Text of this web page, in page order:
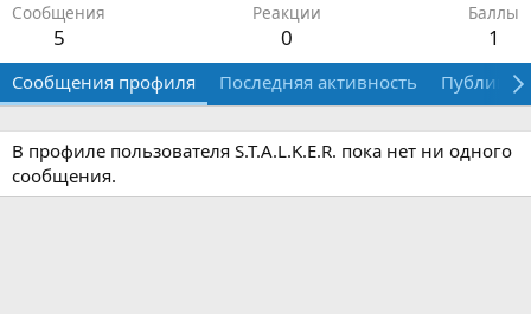
Сообщения
5
Реакции
0
Баллы
1
Сообщения профиля Последняя активность
В профиле пользователя S.T.A.L.K.E.R. пока нет ни одного
сообщения.